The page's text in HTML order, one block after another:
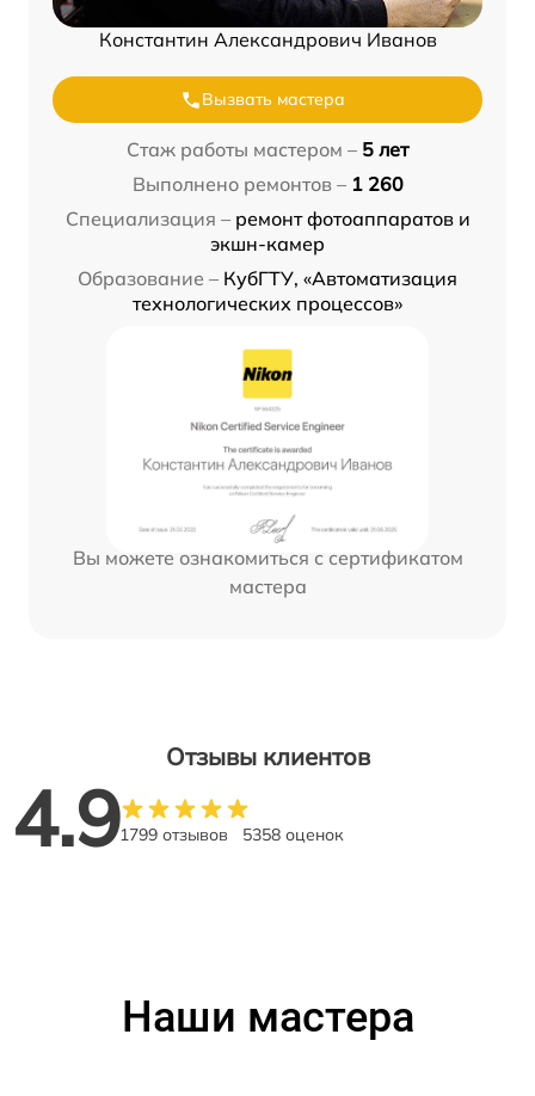
Константин Александрович Иванов
Вызвать мастера
Стаж работы мастером – 5 лет
Выполнено ремонтов – 1 260
Специализация – ремонт фотоаппаратов и
экшн-камер
Образование – КубГТУ, «Автоматизация
технологических процессов»
Вы можете ознакомиться с сертификатом
мастера
Отзывы клиентов
4.91799 отзывов 5358 оценок
Наши мастера